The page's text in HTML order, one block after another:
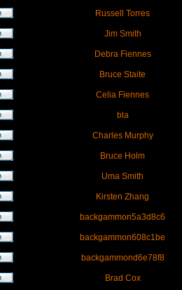
Russell Torres
Jim Smith
Debra Fiennes
Bruce Staite
Celia Fiennes
bla
Charles Murphy
Bruce Holm
Uma Smith
Kirsten Zhang
backgammon5a3d8c6
backgammon608c1be
backgammond6e78f8
Brad Cox